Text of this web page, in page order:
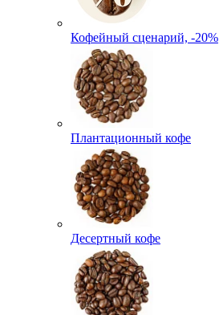
Кофейный сценарий, -20%
Плантационный кофе
Десертный кофе